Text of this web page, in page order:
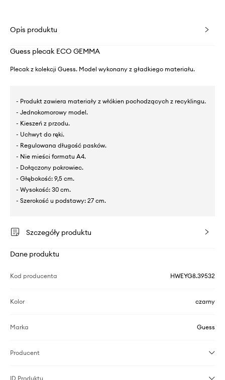
Opis produktu
Guess plecak ECO GEMMA
Plecak z kolekcji Guess. Model wykonany z gładkiego materiału.
- Produkt zawiera materiały z włókien pochodzących z recyklingu.
- Jednokomorowy model.
- Kieszeń z przodu.
- Uchwyt do ręki.
- Regulowana długość pasków.
- Nie mieści formatu A4.
- Dołączony pokrowiec.
- Głębokość: 9,5 cm.
- Wysokość: 30 cm.
- Szerokość u podstawy: 27 cm.
Szczegóły produktu
Dane produktu
Kod producenta HWEYG8.39532
Kolor czarny
Marka Guess
Producent
ID Produktu